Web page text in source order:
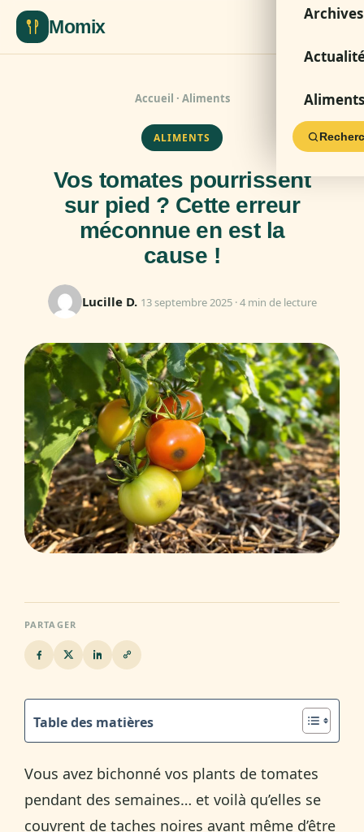
Momix
Archives
Aliments
Accueil · Aliments
ALIMENTS
Vos tomates pourrissent
sur pied ? Cette erreur
méconnue en est la
cause !
Lucille D. 13 septembre 2025 · 4 min de lecture
PARTAGER
Table des matières
Vous avez bichonné vos plants de tomates
pendant des semaines… et voilà qu’elles se
couvrent de taches noires avant même d’être